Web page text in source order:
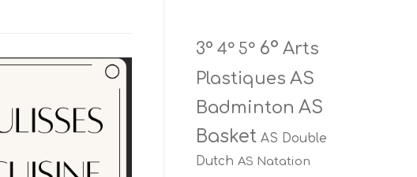
3° 4° 5° 6° Arts
Plastiques AS
Badminton AS
Basket AS Double
Dutch AS Natation